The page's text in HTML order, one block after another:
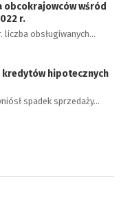
obcokrajowców wśród
r.
liczba obsługiwanych…
kredytów hipotecznych
spadek sprzedaży…